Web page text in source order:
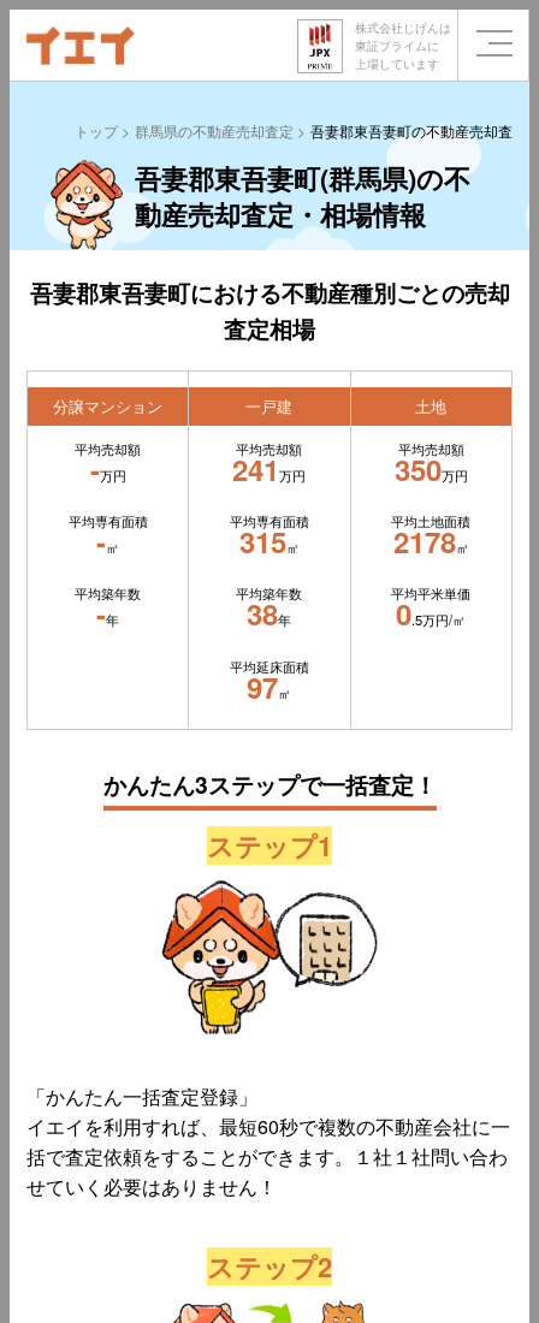
株式会社じげんは
東証プライムに
上場しています
トップ 群馬県の不動産売却査定 吾妻郡東吾妻町の不動産売却査定
吾妻郡東吾妻町(群馬県)の不
動産売却査定・相場情報
吾妻郡東吾妻町における不動産種別ごとの売却
査定相場
分譲マンション
平均売却額
-万円
平均専有面積
-㎡
平均築年数
-年
一戸建
平均売却額
241万円
平均専有面積
315㎡
平均築年数
38年
平均延床面積
97㎡
土地
平均売却額
350万円
平均土地面積
2178㎡
平均平米単価
0.5万円/㎡
かんたん3ステップで一括査定！
ステップ1
「かんたん一括査定登録」
イエイを利用すれば、最短60秒で複数の不動産会社に一
括で査定依頼をすることができます。１社１社問い合わ
せていく必要はありません！
ステップ2